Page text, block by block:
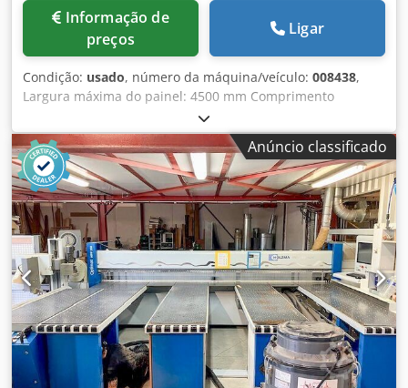
preços
Ligar
Condição: usado, número da máquina/veículo: 008438,
Largura máxima do painel: 4500 mm Comprimento
máximo do painel: 4500 mm Projeção máxima da lâmina
principal: 50 mm Número de pinças de fixação: 8
Chedsyngy Sjpfx Afpoa
Anúncio classificado